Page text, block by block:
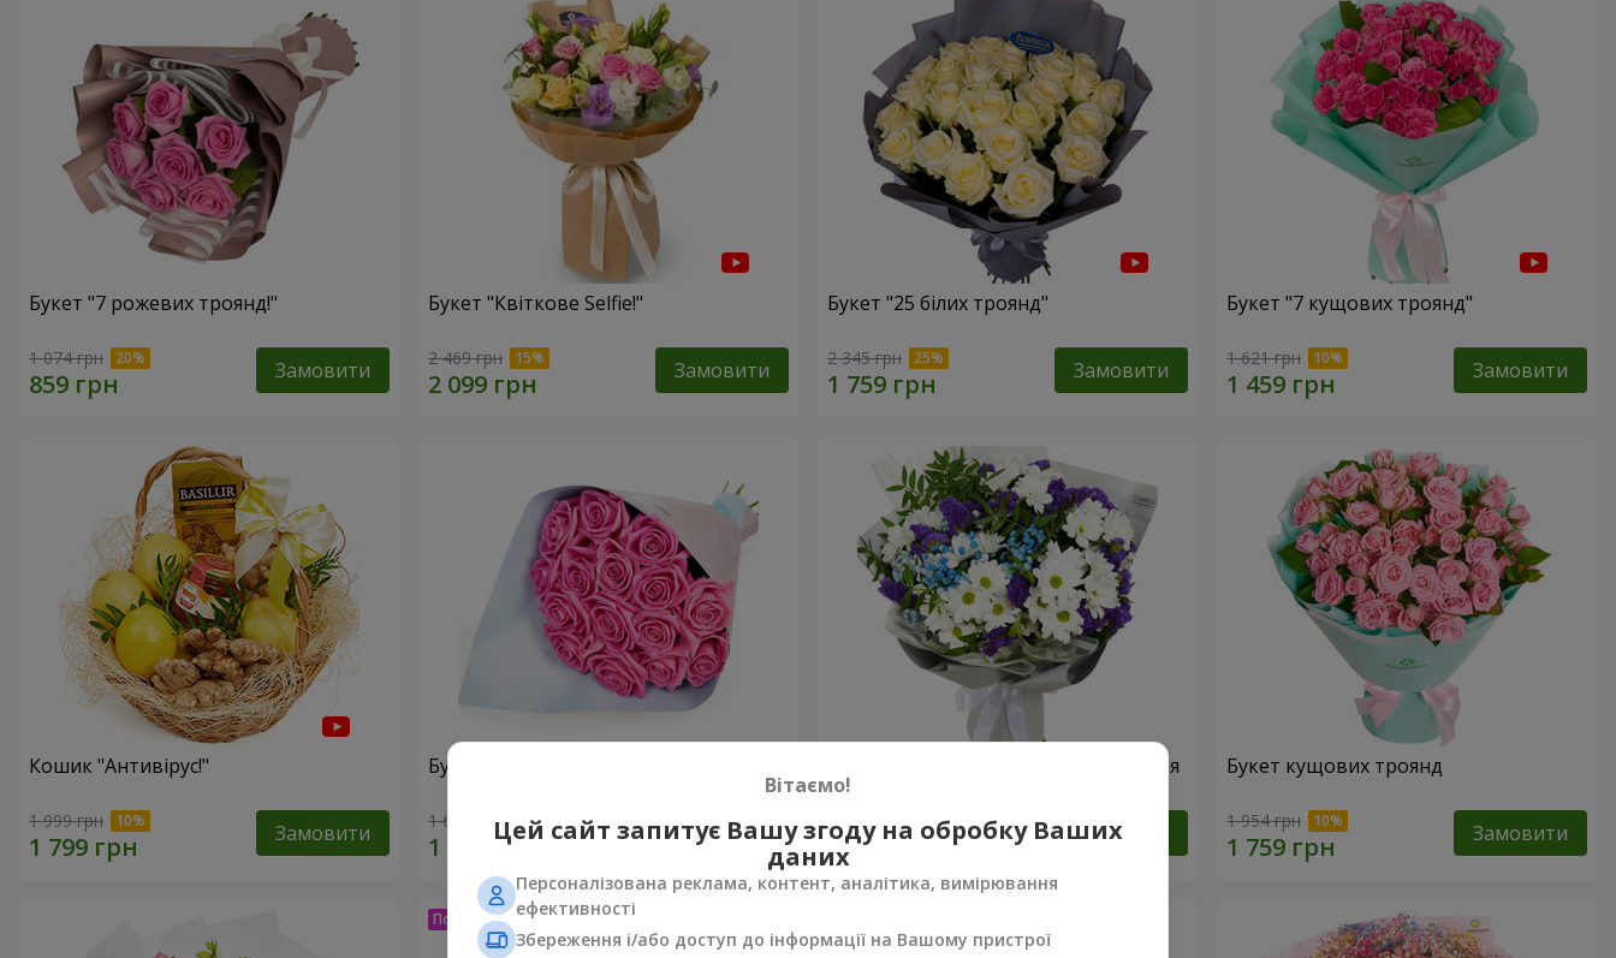
Букет "7 рожевих троянд!"
1 074 грн Замовити
Букет "Квіткове Selfie!"
2 469 грн Замовити
Букет "25 білих троянд"
2 345 грн Замовити
Букет "7 кущових троянд"
1 621 грн Замовити
Кошик "Антивірус!"
1 999 грн Замовити
Букет "15 рожевих троянд"
1 646 грн Замовити
Яскравий букет на День народження
1 777 грн Замовити
Букет кущових троянд
1 954 грн Замовити
Вітаємо!
Цей сайт запитує Вашу згоду на обробку Ваших
даних
Персоналізована реклама, контент, аналітика, вимірювання
ефективності
Збереження і/або доступ до інформації на Вашому пристрої